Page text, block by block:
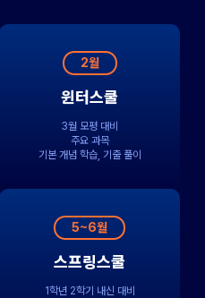
2월
윈터스쿨
3월 모평 대비
주요 과목
기본 개념 학습, 기출 풀이
5~6월
스프링스쿨
1학년 2학기 내신 대비